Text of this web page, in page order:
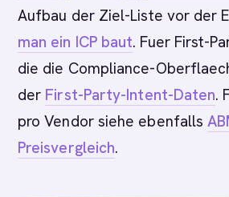
Aufbau der Ziel-Liste vor der
man ein ICP baut. Fuer First-
die die Compliance-
der First-Party-Intent-Daten.
pro Vendor siehe ebenfalls
Preisvergleich.